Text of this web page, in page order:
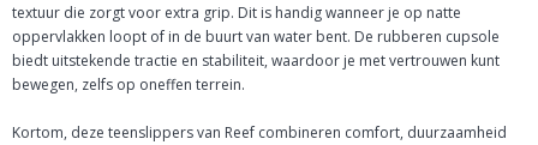
textuur die zorgt voor extra grip. Dit is handig wanneer je op natte
oppervlakken loopt of in de buurt van water bent. De rubberen cupsole
biedt uitstekende tractie en stabiliteit, waardoor je met vertrouwen kunt
bewegen, zelfs op oneffen terrein.
Kortom, deze teenslippers van Reef combineren comfort, duurzaamheid